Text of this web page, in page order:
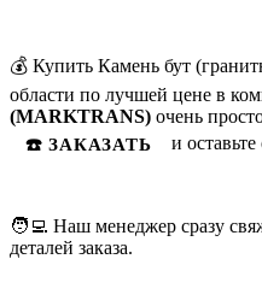
💰 Купить Камень бут
области по лучшей цене в
(MARKTRANS) очень
☎️ ЗАКАЗАТЬ
и
🧑‍💻 Наш менеджер сразу
деталей заказа.